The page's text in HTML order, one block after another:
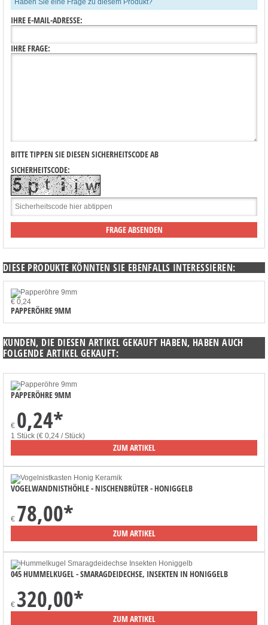
IHRE E-MAIL-ADRESSE:
IHRE FRAGE:
BITTE TIPPEN SIE DIESEN SICHERHEITSCODE AB
SICHERHEITSCODE:
DIESE PRODUKTE KÖNNTEN SIE EBENFALLS INTERESSIEREN:
€ 0,24
PAPPERÖHRE 9MM
KUNDEN, DIE DIESEN ARTIKEL GEKAUFT HABEN, HABEN AUCH
FOLGENDE ARTIKEL GEKAUFT:
PAPPERÖHRE 9MM
€ 0,24*
1 Stück (€ 0,24 / Stück)
ZUM ARTIKEL
VOGELWANDNISTHÖHLE - NISCHENBRÜTER - HONIGGELB
€ 78,00*
ZUM ARTIKEL
045 HUMMELKUGEL - SMARAGDEIDECHSE, INSEKTEN IN HONIGGELB
€ 320,00*
ZUM ARTIKEL